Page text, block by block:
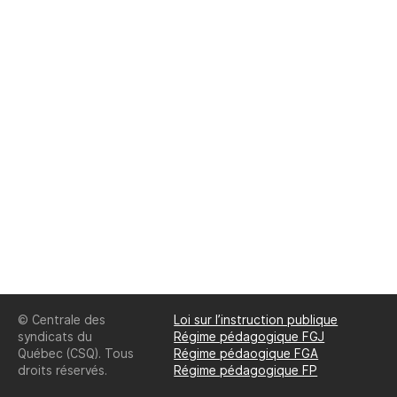
© Centrale des
syndicats du
Québec (CSQ). Tous
droits réservés.
Loi sur l’instruction publique
Régime pédagogique FGJ
Régime pédaogique FGA
Régime pédagogique FP